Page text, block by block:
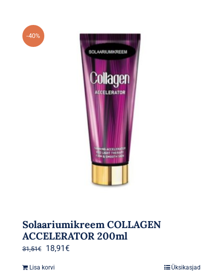
-40%
Solaariumikreem COLLAGEN
ACCELERATOR 200ml
31,51€
Algne
18,91€Praegune
Lisa korvi Üksikasjad